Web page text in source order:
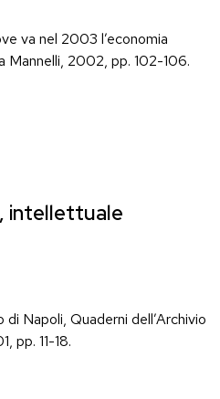
va nel 2003 l’economia
Mannelli, 2002, pp. 102-106.
intellettuale
Napoli, Quaderni dell’Archivio
pp. 11-18.